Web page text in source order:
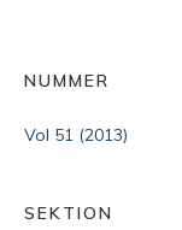
NUMMER
Vol 51 (2013)
SEKTION